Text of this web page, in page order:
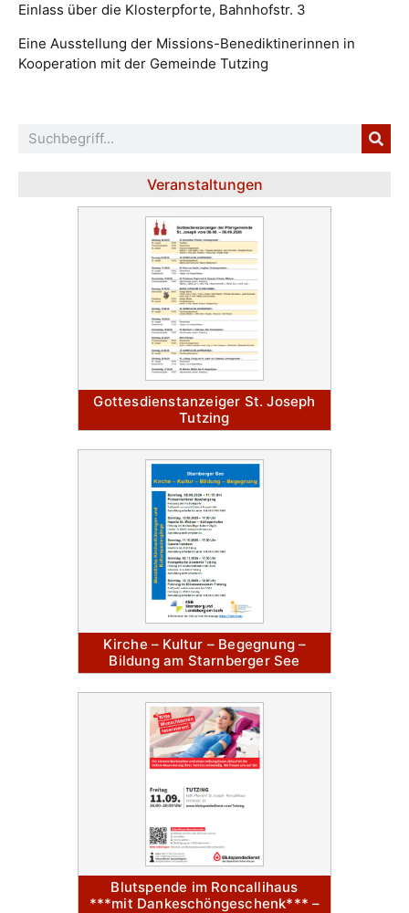
Einlass über die Klosterpforte, Bahnhofstr. 3
Eine Ausstellung der Missions-Benediktinerinnen in
Kooperation mit der Gemeinde Tutzing
Veranstaltungen
Gottesdienstanzeiger St. Joseph
Tutzing
Kirche – Kultur – Begegnung –
Bildung am Starnberger See
Blutspende im Roncallihaus
***mit Dankeschöngeschenk*** –